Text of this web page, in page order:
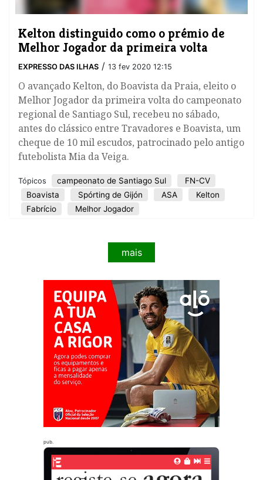
Kelton distinguido como o prémio de
Melhor Jogador da primeira volta
EXPRESSO DAS ILHAS / 13 fev 2020 12:15
O avançado Kelton, do Boavista da Praia, eleito o
Melhor Jogador da primeira volta do campeonato
regional de Santiago Sul, recebeu no sábado,
antes do clássico entre Travadores e Boavista, um
cheque de 10 mil escudos, patrocinado pelo antigo
futebolista Mia da Veiga.
Tópicos campeonato de Santiago Sul
FN-CV
Boavista
Spórting de Gijón ASA
Kelton
Fabrício
Melhor Jogador
mais
pub.